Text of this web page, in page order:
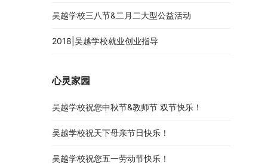
吴越学校三八节&二月二大型公益活动
2018|吴越学校就业创业指导
心灵家园
吴越学校祝您中秋节&教师节 双节快乐！
吴越学校祝天下母亲节日快乐！
吴越学校祝您五一劳动节快乐！